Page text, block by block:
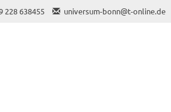
228 638455 universum-bonn@t-online.de